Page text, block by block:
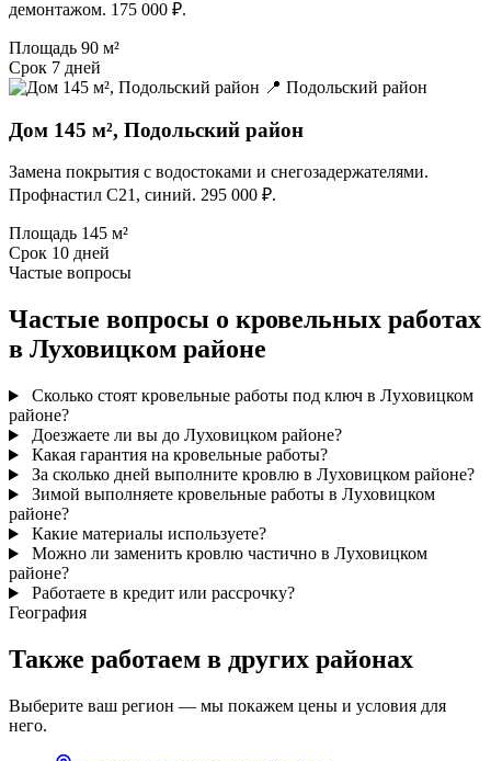
демонтажом. 175 000 ₽.
Площадь 90 м²
Срок 7 дней
📍 Подольский район
Дом 145 м², Подольский район
Замена покрытия с водостоками и снегозадержателями.
Профнастил С21, синий. 295 000 ₽.
Площадь 145 м²
Срок 10 дней
Частые вопросы
Частые вопросы о кровельных работах
в Луховицком районе
Сколько стоят кровельные работы под ключ в Луховицком
районе?
Доезжаете ли вы до Луховицком районе?
Какая гарантия на кровельные работы?
За сколько дней выполните кровлю в Луховицком районе?
Зимой выполняете кровельные работы в Луховицком
районе?
Какие материалы используете?
Можно ли заменить кровлю частично в Луховицком
районе?
Работаете в кредит или рассрочку?
География
Также работаем в других районах
Выберите ваш регион — мы покажем цены и условия для
него.